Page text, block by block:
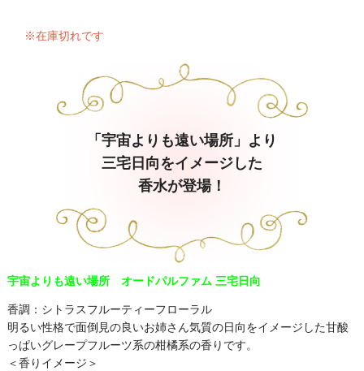
※在庫切れです
「宇宙よりも遠い場所」より
三宅日向をイメージした
香水が登場！
宇宙よりも遠い場所 オードパルファム 三宅日向
香調：シトラスフルーティーフローラル
明るい性格で面倒見の良いお姉さん気質の日向をイメージした甘酸
っぱいグレープフルーツ系の柑橘系の香りです。
＜香りイメージ＞